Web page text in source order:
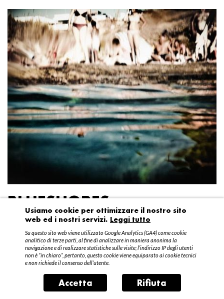
BLUESHORES
Federico Garibaldi
20 aprile – 15 maggio 2016
Usiamo cookie per ottimizzare il nostro sito
web ed i nostri servizi. Leggi tutto
Su questo sito web viene utilizzato Google Analytics (GA4) come cookie
analitico di terze parti, al fine di analizzare in maniera anonima la
navigazione e di realizzare statistiche sulle visite; l’indirizzo IP degli utenti
non è “in chiaro”, pertanto, questo cookie viene equiparato ai cookie tecnici
e non richiede il consenso dell’utente.
Accetta Rifiuta